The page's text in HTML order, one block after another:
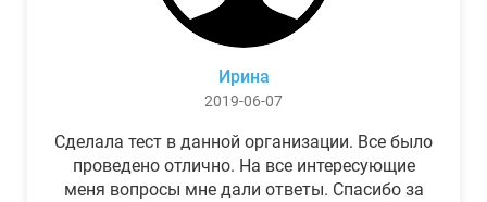
Ирина
2019-06-07
Сделала тест в данной организации. Все было
проведено отлично. На все интересующие
меня вопросы мне дали ответы. Спасибо за